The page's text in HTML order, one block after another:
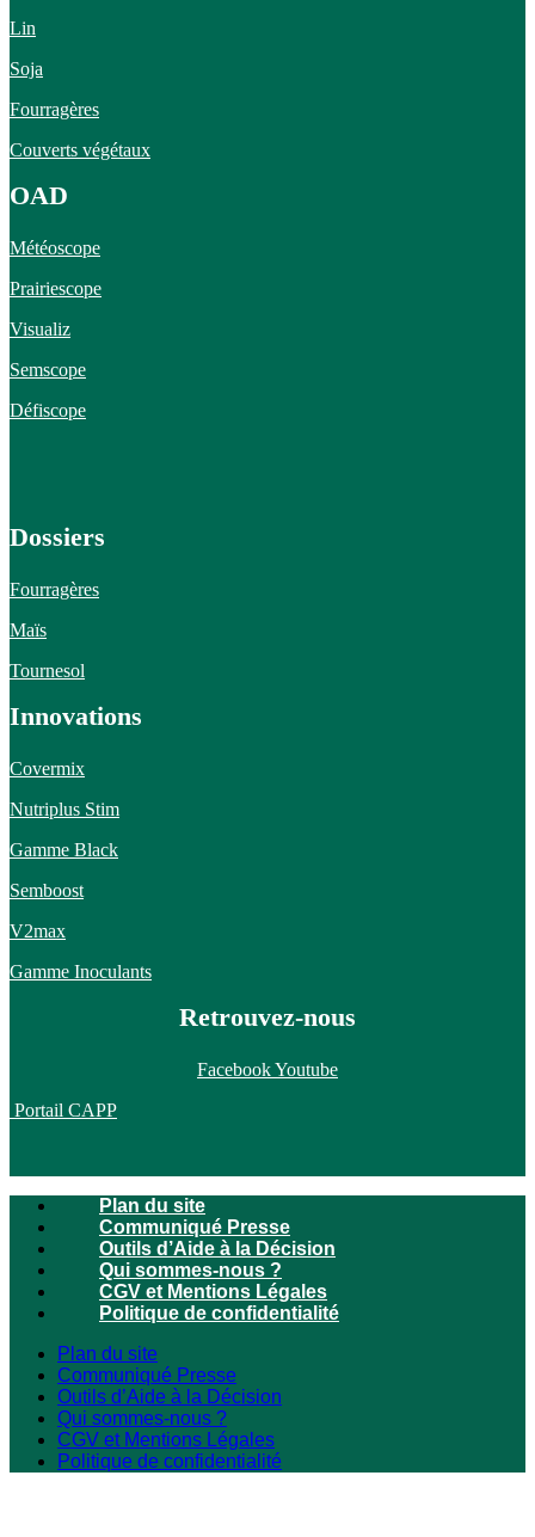
Lin
Soja
Fourragères
Couverts végétaux
OAD
Météoscope
Prairiescope
Visualiz
Semscope
Défiscope
Dossiers
Fourragères
Maïs
Tournesol
Innovations
Covermix
Nutriplus Stim
Gamme Black
Semboost
V2max
Gamme Inoculants
Retrouvez-nous
FacebookYoutube
Portail CAPP
Plan du site
Communiqué Presse
Outils d’Aide à la Décision
Qui sommes-nous ?
CGV et Mentions Légales
Politique de confidentialité
Plan du site
Communiqué Presse
Outils d’Aide à la Décision
Qui sommes-nous ?
CGV et Mentions Légales
Politique de confidentialité